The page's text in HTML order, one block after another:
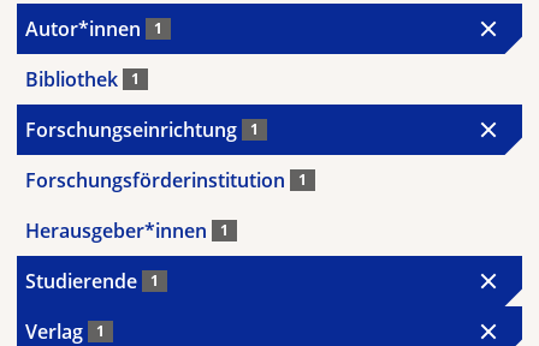
Autor*innen 1
Bibliothek 1
Forschungseinrichtung 1
Forschungsförderinstitution 1
Herausgeber*innen 1
Studierende 1
Verlag 1